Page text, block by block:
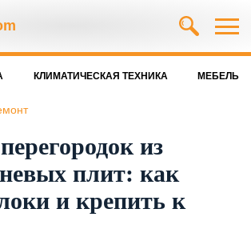
КЛИМАТИЧЕСКАЯ ТЕХНИКА МЕБЕЛЬ
из
плит: как
и крепить к